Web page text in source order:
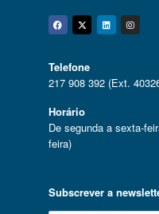
Facebook
Twitter
Telefone
217 908 392 (Ext.
Horário
De segunda a sexta-
feira)
Subscrever a